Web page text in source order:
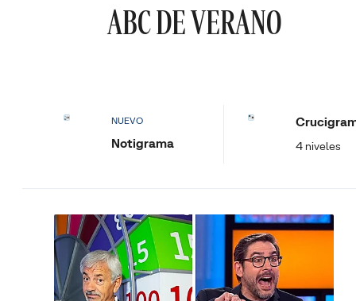
ABC DE VERANO
NUEVO
Notigrama 4 niveles